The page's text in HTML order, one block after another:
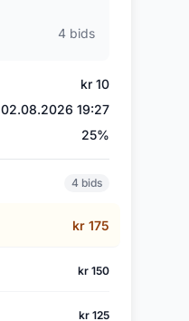
4 bids
kr 10
02.08.2026 19:27
25%
4 bids
kr 175
kr 150
kr 125